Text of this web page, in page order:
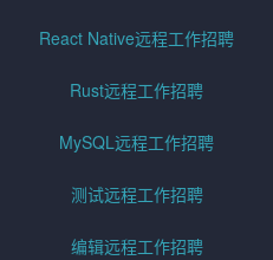
React Native远程工作招聘
Rust远程工作招聘
MySQL远程工作招聘
测试远程工作招聘
编辑远程工作招聘